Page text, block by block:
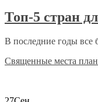
Топ-5 стран
В последние годы все
Священные места